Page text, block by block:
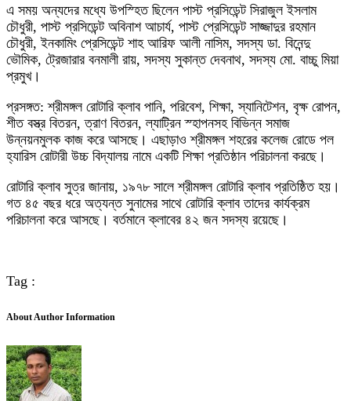
এ সময় অন্যদের মধ্যে উপস্হিত ছিলেন পাস্ট প্রসিডেন্ট সিরাজুল ইসলাম
চৌধুরী, পাস্ট প্রসিডেন্ট অবিনাশ আচার্য, পাস্ট প্রেসিডেন্ট সাজ্জাদুর রহমান
চৌধুরী, ইনকামিং প্রেসিডেন্ট শাহ আরিফ আলী নাসিম, সদস্য ডা. বিনেন্দু
ভৌমিক, ট্রেজারার বনমালী রায়, সদস্য সুকান্ত দেবনাথ, সদস্য মো. বাচ্চু মিয়া
প্রমুখ।
প্রসঙ্গত: শ্রীমঙ্গল রোটারি ক্লাব পানি, পরিবেশ, শিক্ষা, স্যানিটেশন, বৃক্ষ রোপন,
শীত বস্ত্র বিতরন, ত্রাণ বিতরন, ল্যাট্রিন স্হাপনসহ বিভিন্ন সমাজ
উন্নয়নমুলক কাজ করে আসছে। এছাড়াও শ্রীমঙ্গল শহরের কলেজ রোডে পল
হ্যারিস রোটারী উচ্চ বিদ্যালয় নামে একটি শিক্ষা প্রতিষ্ঠান পরিচালনা করছে।
রোটারি ক্লাব সুত্র জানায়, ১৯৭৮ সালে শ্রীমঙ্গল রোটারি ক্লাব প্রতিষ্ঠিত হয়।
গত ৪৫ বছর ধরে অত্যন্ত সুনামের সাথে রোটারি ক্লাব তাদের কার্যক্রম
পরিচালনা করে আসছে। বর্তমানে ক্লাবের ৪২ জন সদস্য রয়েছে।
Tag :
About Author Information